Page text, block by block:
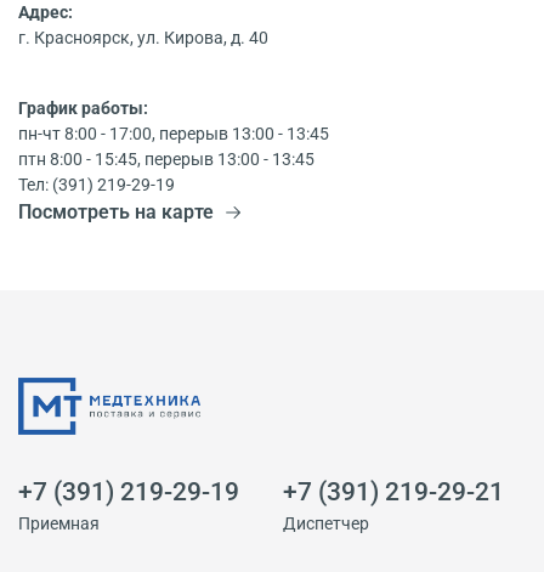
Адрес:
г. Красноярск, ул. Кирова, д. 40
График работы:
пн-чт 8:00 - 17:00, перерыв 13:00 - 13:45
птн 8:00 - 15:45, перерыв 13:00 - 13:45
Тел: (391) 219-29-19
Посмотреть на карте
+7 (391) 219-29-19
Приемная
+7 (391) 219-29-21
Диспетчер